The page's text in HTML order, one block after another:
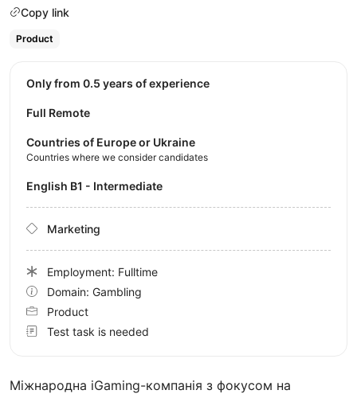
Copy link
Product
Міжнародна iGaming-компанія з фокусом на
Only from 0.5 years of experience
Full Remote
Countries of Europe or Ukraine
Countries where we consider candidates
English B1 - Intermediate
Marketing
Employment: Fulltime
Domain: Gambling
Product
Test task is needed